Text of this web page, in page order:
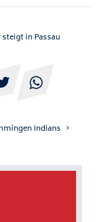
in Passau

Indians